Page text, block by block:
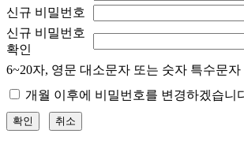
신규 비밀번호
신규 비밀번호
확인
6~20자, 영문 대소문자 또는 숫자 특수문
개월 이후에 비밀번호를 변경하겠습니
확인 취소